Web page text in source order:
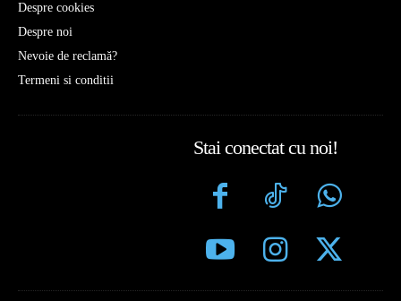
Despre cookies
Despre noi
Nevoie de reclamă?
Termeni si conditii
Stai conectat cu noi!